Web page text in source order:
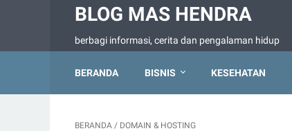
BLOG MAS HENDRA
berbagi informasi, cerita dan pengalaman hidup
BERANDA BISNIS KESEHATAN
BERANDA / DOMAIN & HOSTING